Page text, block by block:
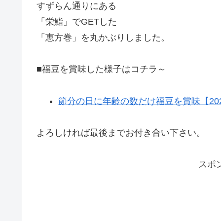
すずらん通りにある
「栄鮨」でGETした
「恵方巻」を丸かぶりしました。
■福豆を賞味した様子はコチラ～
節分の日に年齢の数だけ福豆を賞味【
よろしければ最後までお付き合い下さい。
スポ